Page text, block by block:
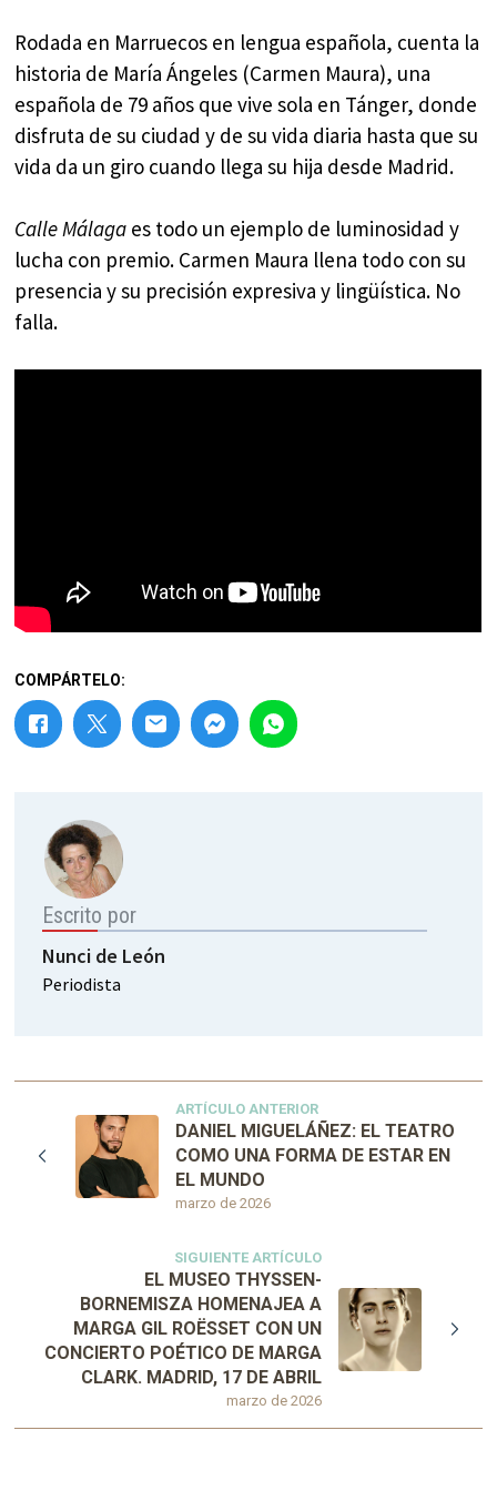
Rodada en Marruecos en lengua española, cuenta la
historia de María Ángeles (Carmen Maura), una
española de 79 años que vive sola en Tánger, donde
disfruta de su ciudad y de su vida diaria hasta que su
vida da un giro cuando llega su hija desde Madrid.
Calle Málaga es todo un ejemplo de luminosidad y
lucha con premio. Carmen Maura llena todo con su
presencia y su precisión expresiva y lingüística. No
falla.
COMPÁRTELO:
Escrito por
Nunci de León
Periodista
ARTÍCULO ANTERIOR
marzo de 2026
DANIEL MIGUELÁÑEZ: EL TEATRO
COMO UNA FORMA DE ESTAR EN
EL MUNDO
SIGUIENTE ARTÍCULO
marzo de 2026
EL MUSEO THYSSEN-
BORNEMISZA HOMENAJEA A
MARGA GIL ROËSSET CON UN
CONCIERTO POÉTICO DE MARGA
CLARK. MADRID, 17 DE ABRIL